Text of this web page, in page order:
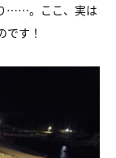
……。ここ、実は
す！